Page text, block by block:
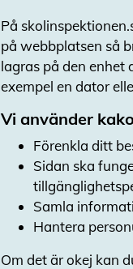
På
på webbplatsen så
lagras på den enhet
exempel en dator
Vi använder
Förenkla ditt
Sidan ska
Samla
Hantera
Om det är okej kan